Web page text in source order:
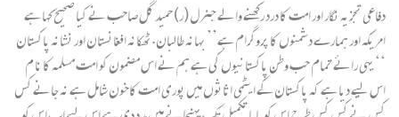
دفاعی تجزیہ نگار اور امت کا درد رکھنے والے جنرل (ر) حمید گل صاحب نے کیا صحیح کہا ہے
امریکہ اور ہمارے دشمنوں کا پروگرام ہے’’ بہانہ طالبان.ٹھکانہ افغانستان اور نشانہ پاکستان
‘‘ یہی رائے تمام حب وطن پاکستانیوں کی ہے ہم نے اس مضمون کو امت مسلمہ کا نا م
اس لیے دیا ہے کہ پاکستان کے ایٹمی اثاثوں میں پوری امت کاخون شامل ہے نہ جانے کس